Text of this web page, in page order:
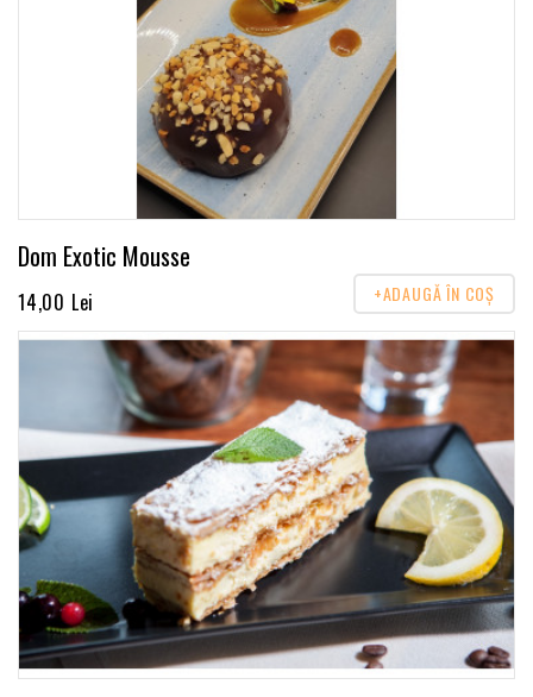
Dom Exotic Mousse
14,00 Lei +ADAUGĂ ÎN COŞ